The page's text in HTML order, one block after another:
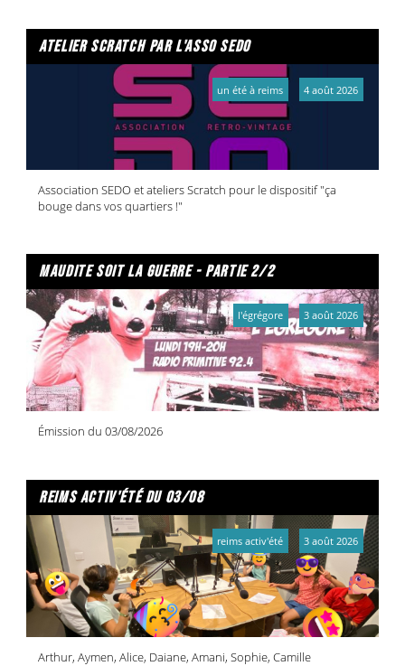
atelier scratch par l'asso sedo
Association SEDO et ateliers Scratch pour le dispositif "ça
bouge dans vos quartiers !"
un été à reims 4 août 2026
maudite soit la guerre - partie 2/2
Émission du 03/08/2026
l'égrégore 3 août 2026
reims activ'été du 03/08
Arthur, Aymen, Alice, Daiane, Amani, Sophie, Camille
reims activ'été 3 août 2026